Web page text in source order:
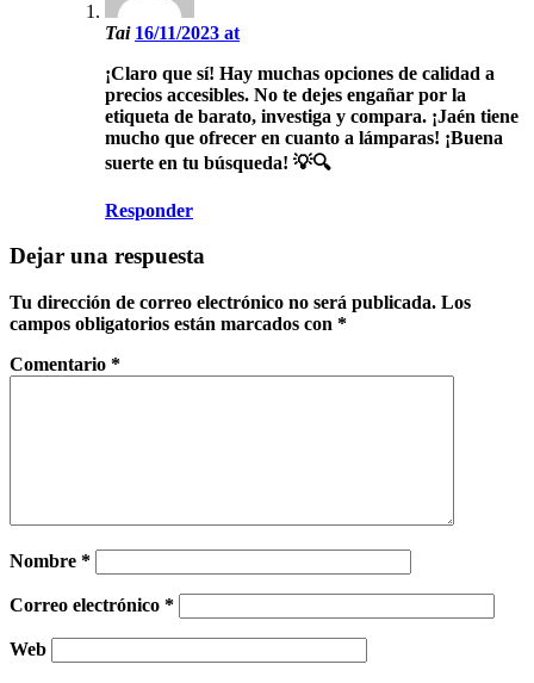
Tai 16/11/2023 at
¡Claro que sí! Hay muchas opciones de calidad a
precios accesibles. No te dejes engañar por la
etiqueta de barato, investiga y compara. ¡Jaén tiene
mucho que ofrecer en cuanto a lámparas! ¡Buena
suerte en tu búsqueda! 💡🔍
Responder
Dejar una respuesta
Tu dirección de correo electrónico no será publicada. Los
campos obligatorios están marcados con *
Comentario *
Nombre *
Correo electrónico *
Web